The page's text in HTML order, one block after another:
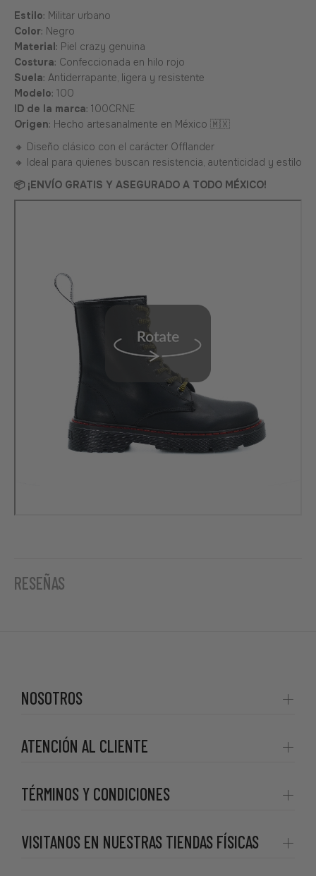
Estilo: Militar urbano
Color: Negro
Material: Piel crazy genuina
Costura: Confeccionada en hilo rojo
Suela: Antiderrapante, ligera y resistente
Modelo: 100
ID de la marca: 100CRNE
Origen: Hecho artesanalmente en México 🇲🇽
🔸 Diseño clásico con el carácter Offlander
🔸 Ideal para quienes buscan resistencia, autenticidad y estilo
📦 ¡ENVÍO GRATIS Y ASEGURADO A TODO MÉXICO!
RESEÑAS
NOSOTROS
ATENCIÓN AL CLIENTE
TÉRMINOS Y CONDICIONES
VISITANOS EN NUESTRAS TIENDAS FÍSICAS